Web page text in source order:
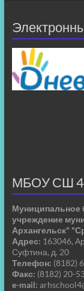
МБОУ СШ 4
Муниципальное
учреждение
Архангельск"
Адрес: 163046,
Суфтина, д. 20
Телефон: (8182)
Факс: (8182) 20-
e-mail: